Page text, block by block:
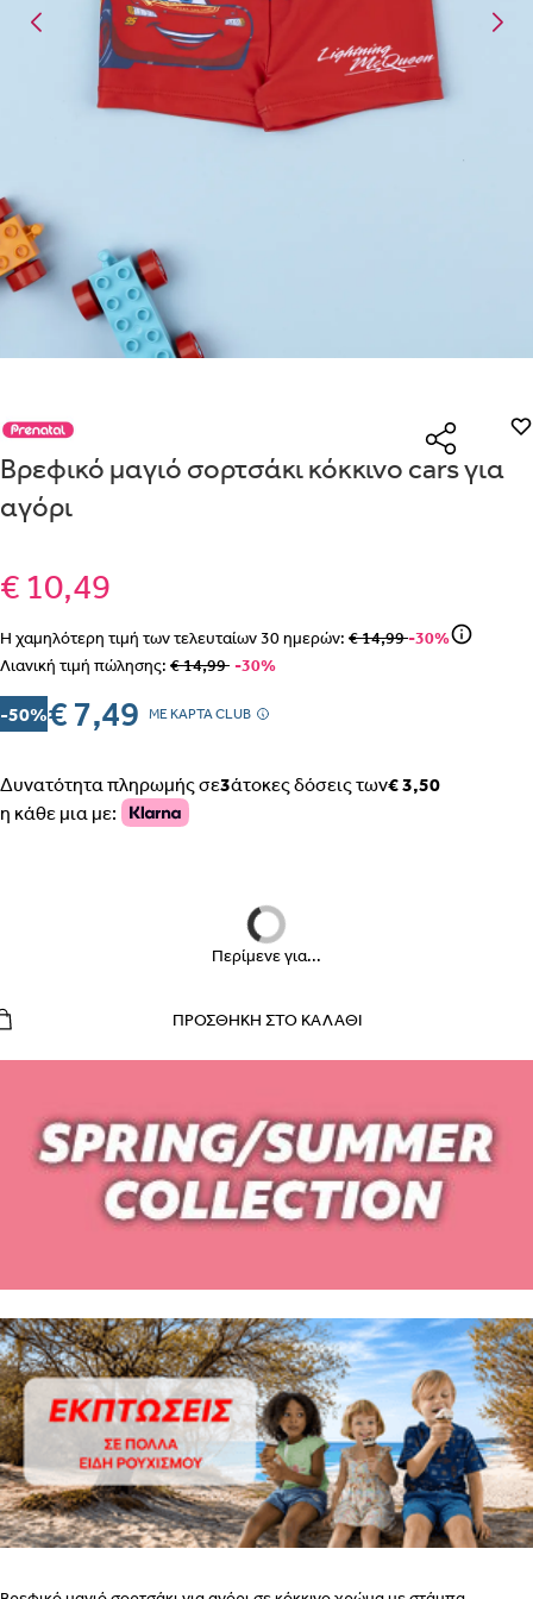
Βρεφικό μαγιό σορτσάκι κόκκινο cars για
αγόρι
€ 10,49
Η χαμηλότερη τιμή των τελευταίων30ημερών: € 14,99-30%
Λιανική τιμή πώλησης: € 14,99 -30%
-50%€ 7,49 MΕ ΚΑΡΤΑ CLUB
Δυνατότητα πληρωμής σε3άτοκες δόσεις των€ 3,50
η κάθε μια με:
Περίμενε για...
ΠΡΟΣΘΉΚΗ ΣΤΟ ΚΑΛΆΘΙ
Οδηγός μεγεθών μαμάς
ΕΣΩΡΟΥΧΑ ΕΓΚΥΜΟΣΥΝΗΣ – ΤΟ ΣΟΥΤΙΕΝ ΠΩΣ
ΠΑΙΡΝΟΥΜΕ ΤΑ ΜΕΤΡΑ
ΒΗΜΑ 1
ΒΗΜΑ 2
ΠΩΣ ΠΑΙΡΝΟΥΜΕ ΤΑ ΜΕΤΡΑΒΗΜΑ 1
ΕΣΩΡΟΥΧΑ ΓΙΑ ΜΕΤΑ ΤΟΝ ΤΟΚΕΤΟ – ΤΟ ΣΟΥΤΙΕΝ
ΠΑΙΡΝΟΥΜΕ ΤΑ ΜΕΤΡΑΒΗΜΑ 1
ΒΗΜΑ 2
Με την προσφοράθα λάβεις δωρεάν το είδος με τη
χαμηλότερη τιμή αν αγοράσεις τουλάχιστον
Με την προσφορά
κερδίζεις έκπτωση
στο καλάθι, αν
αγοράσεις τουλάχιστον
με την ειδική σήμανση.
ΠΗΓΑΙΝΕ ΣΤΟ ΚΑΛΑΘΙ
Είναι για δώρο;
ΝΑΙ
Λεπτομέρειες που θα ήθελες να γνωρίζουμε για το δώρο σου
ΑΠΟΘΉΚΕΥΣΕ